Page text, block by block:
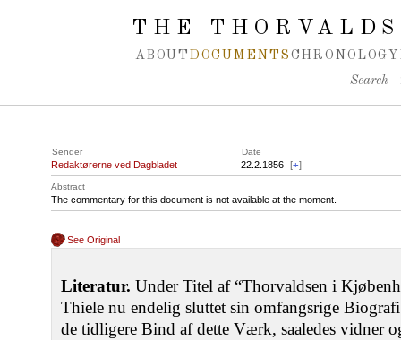
Spring navigation over
THE
ABOUT DOCUMENTS CHRONOLOGY
Search
Sender Date
Redaktørerne ved Dagbladet 22.2.1856 [+]
Abstract
The commentary for this document is not available at the moment.
See Original
Literatur. Under Titel af “Thorvaldsen i
Thiele nu endelig sluttet sin omfangsrige
de tidligere Bind af dette Værk, saaledes vidner